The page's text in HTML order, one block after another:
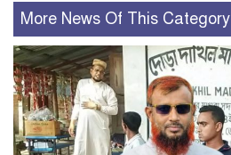
More News Of This Category